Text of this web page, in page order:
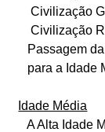
Civilização
Civilização
Passagem
para a Idade
Idade Média
A Alta Idade